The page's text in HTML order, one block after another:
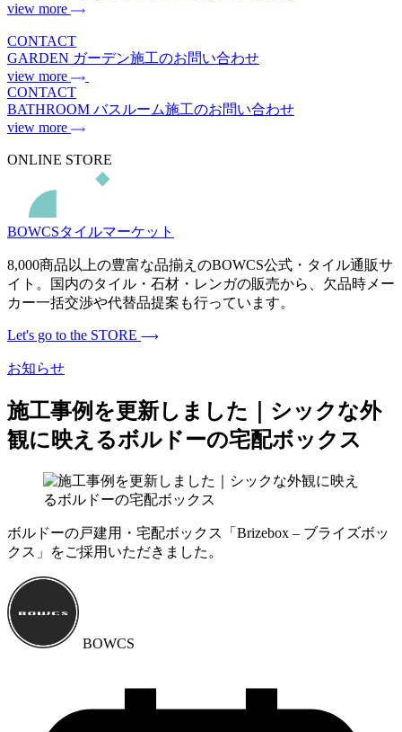
view more
CONTACT
GARDEN ガーデン施工のお問い合わせ
view more
CONTACT
BATHROOM バスルーム施工のお問い合わせ
view more
ONLINE STORE
BOWCSタイルマーケット
8,000商品以上の豊富な品揃えのBOWCS公式・タイル通販サ
イト。国内のタイル・石材・レンガの販売から、欠品時メー
カー一括交渉や代替品提案も行っています。
Let's go to the STORE
お知らせ
施工事例を更新しました｜シックな外
観に映えるボルドーの宅配ボックス
ボルドーの戸建用・宅配ボックス「Brizebox – ブライズボッ
クス」をご採用いただきました。
BOWCS